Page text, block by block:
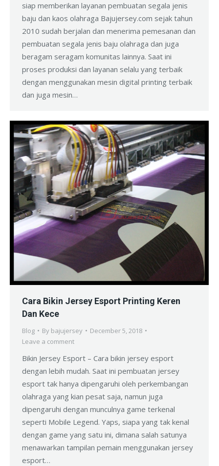
siap memberikan layanan pembuatan segala jenis
baju dan kaos olahraga Bajujersey.com sejak tahun
2010 sudah berjalan dan menerima pemesanan dan
pembuatan segala jenis baju olahraga dan juga
beragam seragam komunitas lainnya. Saat ini
proses produksi dan layanan selalu yang terbaik
dengan menggunakan mesin digital printing terbaik
dan juga mesin…
Cara Bikin Jersey Esport Printing Keren
Dan Kece
Blog By bajujersey
December 5, 2018
Leave a comment
Bikin Jersey Esport – Cara bikin jersey esport
dengan lebih mudah. Saat ini pembuatan jersey
esport tak hanya dipengaruhi oleh perkembangan
olahraga yang kian pesat saja, namun juga
dipengaruhi dengan munculnya game terkenal
seperti Mobile Legend. Yaps, siapa yang tak kenal
dengan game yang satu ini, dimana salah satunya
menawarkan tampilan pemain menggunakan jersey
esport…